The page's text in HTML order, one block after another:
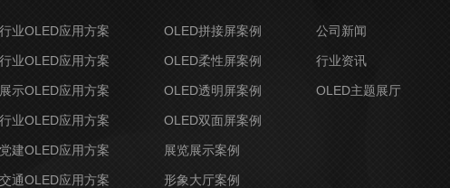
业OLED应用方案
业OLED应用方案
示OLED应用方案
业OLED应用方案
建OLED应用方案
通OLED应用方案
OLED拼接屏案例
OLED柔性屏案例
OLED透明屏案例
OLED双面屏案例
展览展示案例
形象大厅案例
公司新闻
行业资讯
OLED主题展厅